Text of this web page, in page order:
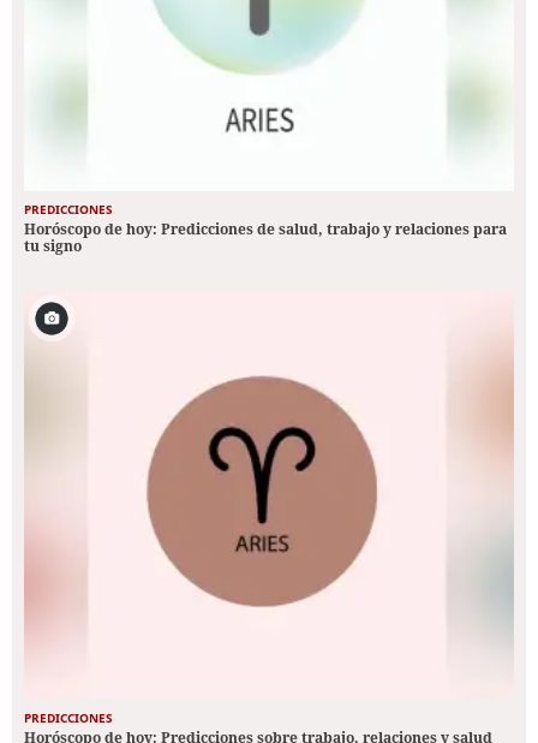
PREDICCIONES
Horóscopo de hoy: Predicciones de salud, trabajo y relaciones para
tu signo
PREDICCIONES
Horóscopo de hoy: Predicciones sobre trabajo, relaciones y salud